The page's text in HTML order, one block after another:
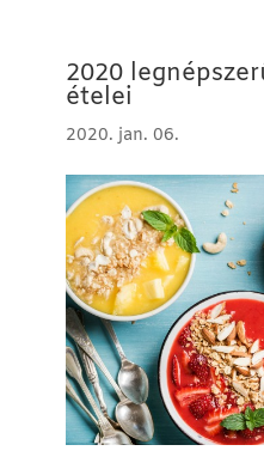
2020
ételei
2020. jan. 06.